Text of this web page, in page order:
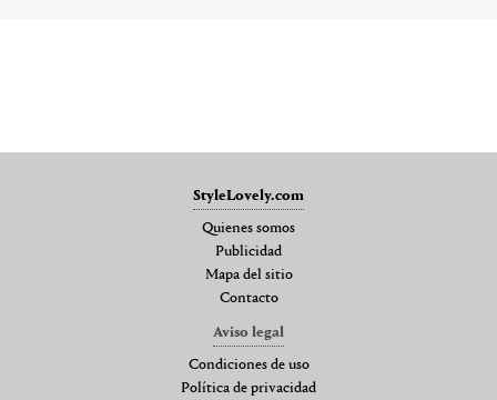
StyleLovely.com
Quienes somos
Publicidad
Mapa del sitio
Contacto
Aviso legal
Condiciones de uso
Política de privacidad